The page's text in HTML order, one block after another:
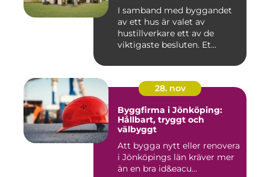
I samband med byggandet
av ett hus är valet av
hustillverkare ett av de
viktigaste besluten. Et...
28. nov
Byggfirma i Jönköping:
Hållbart, tryggt och
välbyggt
Att bygga nytt eller renovera
i Jönköpings län kräver mer
än en bra id&eacu...